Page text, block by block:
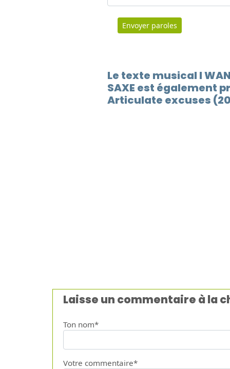
Envoyer paroles
Le texte musical I
SAXE est également
Articulate excuses
Laisse un commentaire à la
Ton nom*
Votre commentaire*